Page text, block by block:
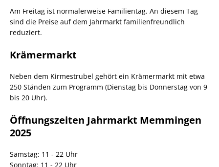
Am Freitag ist normalerweise Familientag. An diesem Tag
sind die Preise auf dem Jahrmarkt familienfreundlich
reduziert.
Krämermarkt
Neben dem Kirmestrubel gehört ein Krämermarkt mit etwa
250 Ständen zum Programm (Dienstag bis Donnerstag von 9
bis 20 Uhr).
Öffnungszeiten Jahrmarkt Memmingen
2025
Samstag: 11 - 22 Uhr
Sonntag: 11 - 22 Uhr